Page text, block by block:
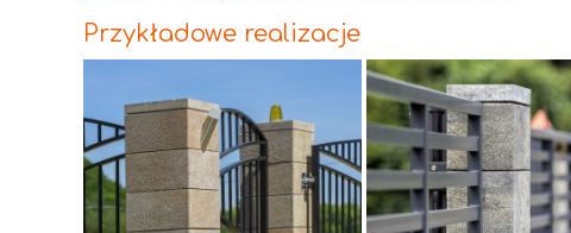
Przykładowe realizacje